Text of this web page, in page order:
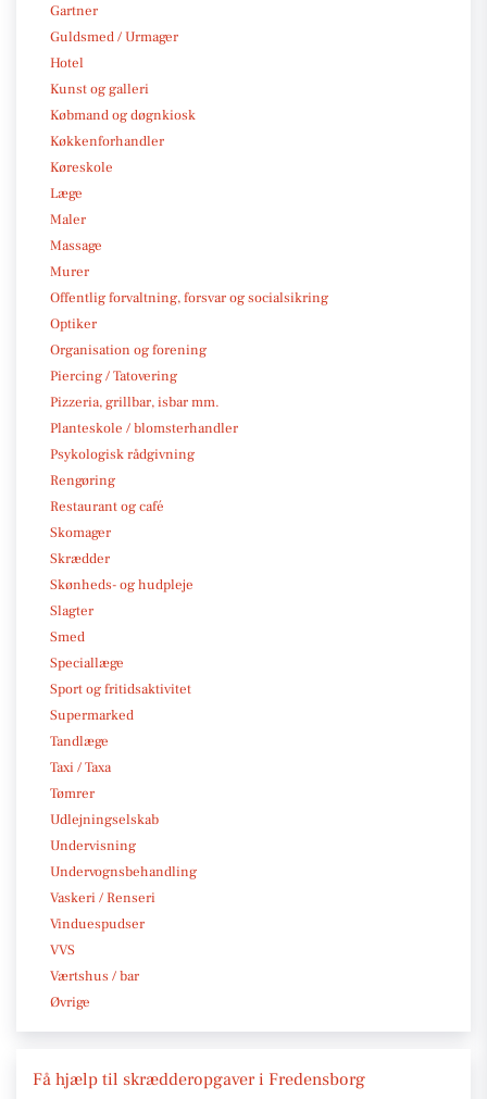
Gartner
Guldsmed / Urmager
Hotel
Kunst og galleri
Købmand og døgnkiosk
Køkkenforhandler
Køreskole
Læge
Maler
Massage
Murer
Offentlig forvaltning, forsvar og socialsikring
Optiker
Organisation og forening
Piercing / Tatovering
Pizzeria, grillbar, isbar mm.
Planteskole / blomsterhandler
Psykologisk rådgivning
Rengøring
Restaurant og café
Skomager
Skrædder
Skønheds- og hudpleje
Slagter
Smed
Speciallæge
Sport og fritidsaktivitet
Supermarked
Tandlæge
Taxi / Taxa
Tømrer
Udlejningselskab
Undervisning
Undervognsbehandling
Vaskeri / Renseri
Vinduespudser
VVS
Værtshus / bar
Øvrige
Få hjælp til skrædderopgaver i Fredensborg